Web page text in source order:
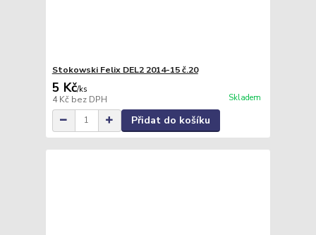
Stokowski Felix DEL2 2014-15 č.20
5 Kč/ks
4 Kč bez DPH Skladem
Přidat do košíku